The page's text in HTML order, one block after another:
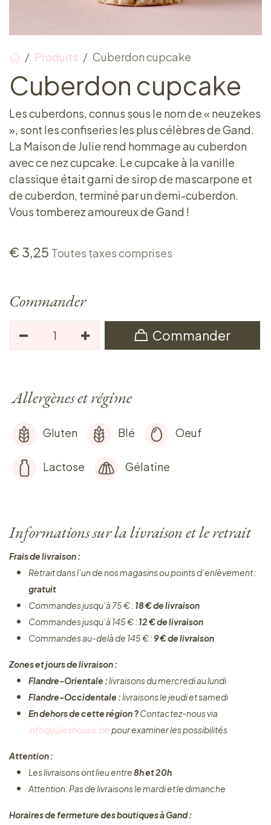
Produits Cuberdon cupcake
Cuberdon cupcake
Les cuberdons, connus sous le nom de « neuzekes
», sont les confiseries les plus célèbres de Gand.
La Maison de Julie rend hommage au cuberdon
avec ce nez cupcake. Le cupcake à la vanille
classique était garni de sirop de mascarpone et
de cuberdon, terminé par un demi-cuberdon.
Vous tomberez amoureux de Gand !
€ 3,25 Toutes taxes comprises
Commander
Commander
Allergènes et régime
Gluten Blé Oeuf
Lactose Gélatine
Informations sur la livraison et le retrait
Frais de livraison :
Retrait dans l’un de nos magasins ou points d’enlèvement :
gratuit
Commandes jusqu’à 75 € : 18 € de livraison
Commandes jusqu’à 145 € : 12 € de livraison
Commandes au-delà de 145 € : 9 € de livraison
Zones et jours de livraison :
Flandre-Orientale :livraisons du mercredi au lundi
Flandre-Occidentale :livraisons le jeudi et samedi
En dehors de cette région ?Contactez-nous via
info@julieshouse.bepour examiner les possibilités
Attention :
Les livraisons ont lieu entre8h et 20h
Attention: Pas de livraisons le mardi et le dimanche
Horaires de fermeture des boutiques à Gand :